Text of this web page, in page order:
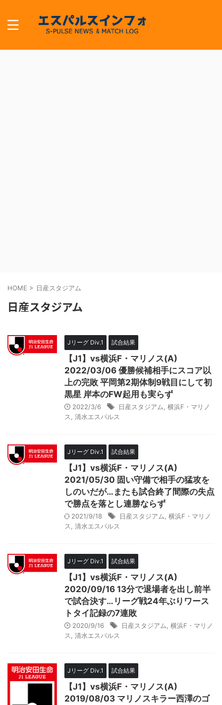
HOME > 日産スタジアム
日産スタジアム
Jリーグ Div.1 試合結果
【J1】vs横浜F・マリノス(A)
2022/03/06 優勝候補相手にスコア以
上の完敗 平岡第2期体制9戦目にして初
黒星 岸本のFW起用も実らず
2022/3/6 日産スタジアム
横浜F・マリノ
ス
清水エスパルス
Jリーグ Div.1 試合結果
【J1】vs横浜F・マリノス(A)
2021/05/30 固い守備で相手の猛攻を
しのいだが…またも試合終了間際の失点
で勝点を落とし連勝ならず
2021/9/18 日産スタジアム
横浜F・マリノ
ス
清水エスパルス
Jリーグ Div.1 試合結果
【J1】vs横浜F・マリノス(A)
2020/09/16 13分で退場者を出し前半
で試合決す…リーグ戦24年ぶりワース
トタイ記録の7連敗
2020/9/16 日産スタジアム
横浜F・マリノ
ス
清水エスパルス
Jリーグ Div.1 試合結果
【J1】vs横浜F・マリノス(A)
2019/08/03 マリノスキラー西澤のゴ